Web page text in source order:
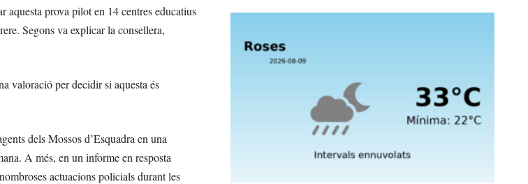
aquesta prova pilot en 14 centres educatius
Segons va explicar la consellera,
valoració per decidir si aquesta és
dels Mossos d’Esquadra en una
A més, en un informe en resposta
actuacions policials durant les